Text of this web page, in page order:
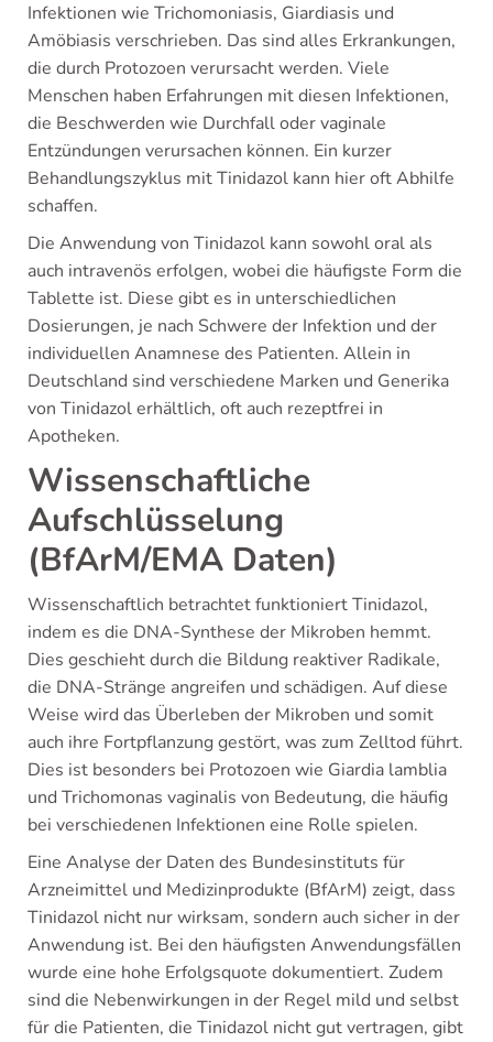
Infektionen wie Trichomoniasis, Giardiasis und
Amöbiasis verschrieben. Das sind alles Erkrankungen,
die durch Protozoen verursacht werden. Viele
Menschen haben Erfahrungen mit diesen Infektionen,
die Beschwerden wie Durchfall oder vaginale
Entzündungen verursachen können. Ein kurzer
Behandlungszyklus mit Tinidazol kann hier oft Abhilfe
schaffen.
Die Anwendung von Tinidazol kann sowohl oral als
auch intravenös erfolgen, wobei die häufigste Form die
Tablette ist. Diese gibt es in unterschiedlichen
Dosierungen, je nach Schwere der Infektion und der
individuellen Anamnese des Patienten. Allein in
Deutschland sind verschiedene Marken und Generika
von Tinidazol erhältlich, oft auch rezeptfrei in
Apotheken.
Wissenschaftliche
Aufschlüsselung
(BfArM/EMA Daten)
Wissenschaftlich betrachtet funktioniert Tinidazol,
indem es die DNA-Synthese der Mikroben hemmt.
Dies geschieht durch die Bildung reaktiver Radikale,
die DNA-Stränge angreifen und schädigen. Auf diese
Weise wird das Überleben der Mikroben und somit
auch ihre Fortpflanzung gestört, was zum Zelltod führt.
Dies ist besonders bei Protozoen wie Giardia lamblia
und Trichomonas vaginalis von Bedeutung, die häufig
bei verschiedenen Infektionen eine Rolle spielen.
Eine Analyse der Daten des Bundesinstituts für
Arzneimittel und Medizinprodukte (BfArM) zeigt, dass
Tinidazol nicht nur wirksam, sondern auch sicher in der
Anwendung ist. Bei den häufigsten Anwendungsfällen
wurde eine hohe Erfolgsquote dokumentiert. Zudem
sind die Nebenwirkungen in der Regel mild und selbst
für die Patienten, die Tinidazol nicht gut vertragen, gibt